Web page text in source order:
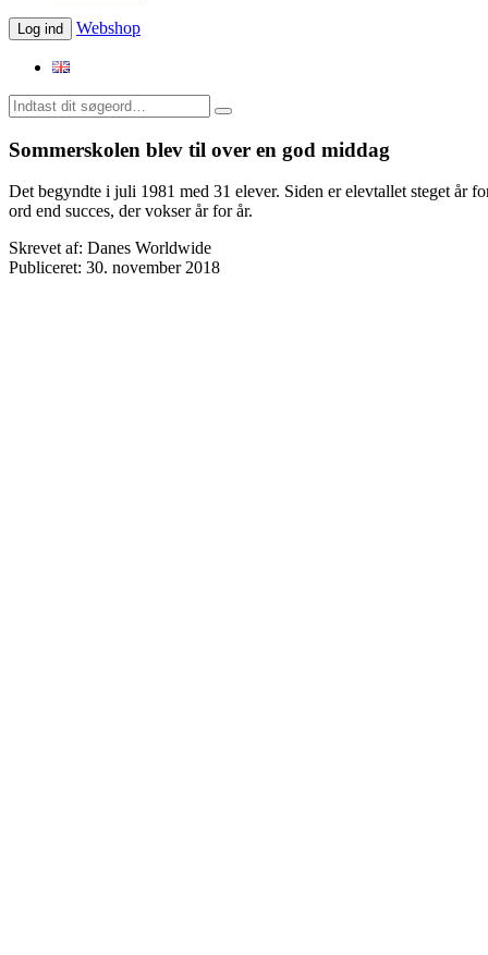
Log ind Webshop
Sommerskolen blev til over en god middag
Det begyndte i juli 1981 med 31 elever. Siden er elevtallet steget år
ord end succes, der vokser år for år.
Skrevet af: Danes Worldwide
Publiceret: 30. november 2018